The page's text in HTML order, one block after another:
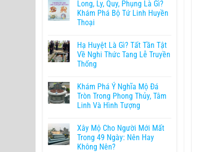
Long, Ly, Quy, Phụng Là Gì?
Khám Phá Bộ Tứ Linh Huyền
Thoại
Hạ Huyệt Là Gì? Tất Tần Tật
Về Nghi Thức Tang Lễ Truyền
Thống
Khám Phá Ý Nghĩa Mộ Đá
Tròn Trong Phong Thủy, Tâm
Linh Và Hình Tượng
Xây Mộ Cho Người Mới Mất
Trong 49 Ngày: Nên Hay
Không Nên?